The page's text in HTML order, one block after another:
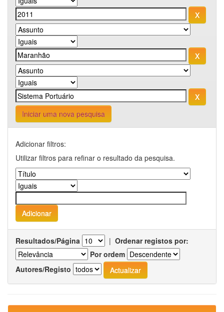
Iniciar uma nova pesquisa
Adicionar filtros:
Utilizar filtros para refinar o resultado da pesquisa.
Resultados/Página | Ordenar registos por:
Por ordem
Autores/Registo